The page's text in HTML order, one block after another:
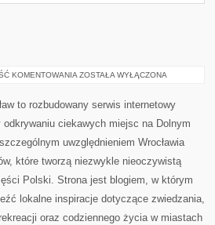
KOMENTOWANIA BOLESŁAWIEC
ZOSTAŁA WYŁĄCZONA
to rozbudowany serwis internetowy
odkrywaniu ciekawych miejsc na Dolnym
uwzględnieniem Wrocławia
które tworzą niezwykle nieoczywistą
Polski. Strona jest blogiem, w którym
lokalne inspiracje dotyczące zwiedzania,
oraz codziennego życia w miastach